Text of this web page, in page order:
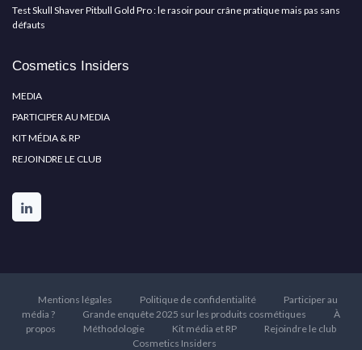
Test Skull Shaver Pitbull Gold Pro : le rasoir pour crâne pratique mais pas sans
défauts
Cosmetics Insiders
MEDIA
PARTICIPER AU MEDIA
KIT MÉDIA & RP
REJOINDRE LE CLUB
Mentions légales Politique de confidentialité
Participer au
média ?
Grande enquête 2025 sur les produits cosmétiques
À
propos
Méthodologie Kit média et RP
Rejoindre le club
Cosmetics Insiders